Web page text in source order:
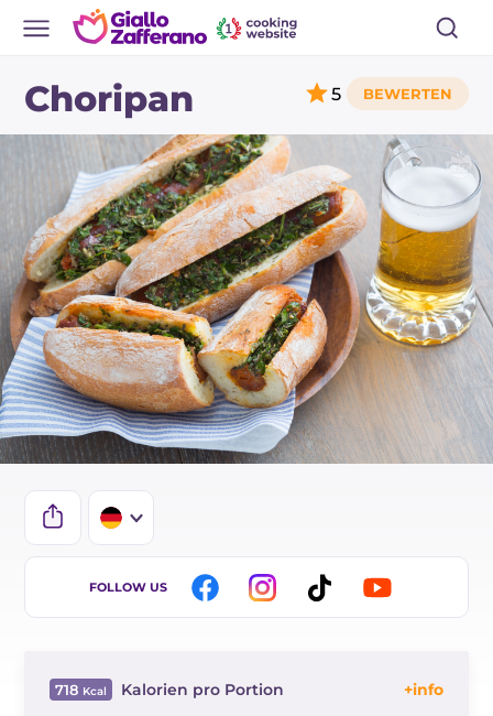
Choripan 5
IT
ES
FOLLOW US
718 Kalorien pro Portion